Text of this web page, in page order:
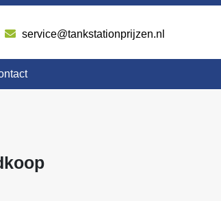
service@tankstationprijzen.nl